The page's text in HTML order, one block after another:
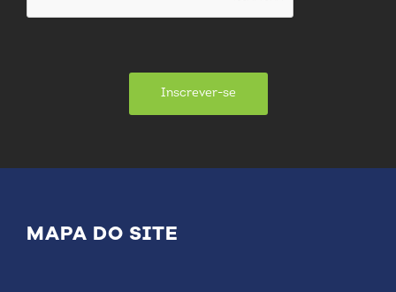
Inscrever-se
MAPA DO SITE